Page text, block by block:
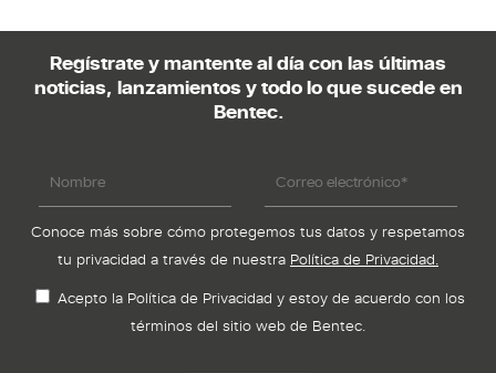
Solicita tu Proyecto
Trabaja con Nosotros
Política de Privacidad
Canal de Denuncias
Informe de Transparencia Salarial
Regístrate y mantente al día con las últimas
noticias, lanzamientos y todo lo que sucede en
Bentec.
Conoce más sobre cómo protegemos tus datos y respetamos
tu privacidad a través de nuestra Política de Privacidad.
Acepto la Política de Privacidad y estoy de acuerdo con los
términos del sitio web de Bentec.